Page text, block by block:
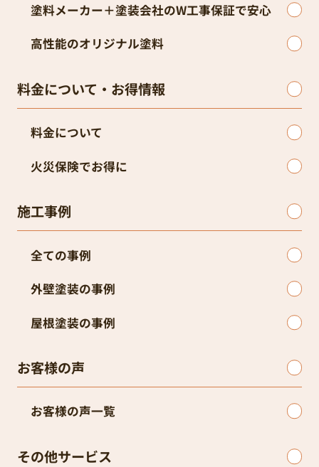
塗料メーカー＋塗装会社のW工事保証で安心
高性能のオリジナル塗料
料金について・お得情報
料金について
火災保険でお得に
施工事例
全ての事例
外壁塗装の事例
屋根塗装の事例
お客様の声
お客様の声一覧
その他サービス